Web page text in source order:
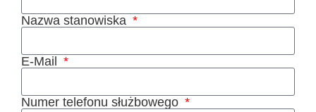
Nazwa stanowiska
E-Mail
Numer telefonu służbowego